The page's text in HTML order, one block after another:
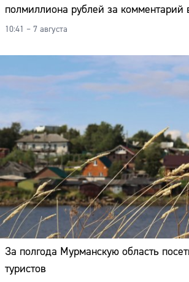
полмиллиона рублей за комментарий
10:41 – 7 августа
За полгода Мурманскую область
туристов